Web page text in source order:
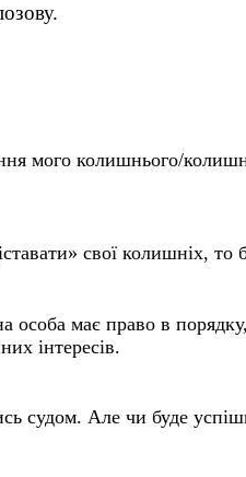
мого колишнього/
свої колишніх, то
має право в
інтересів.
судом. Але чи буде